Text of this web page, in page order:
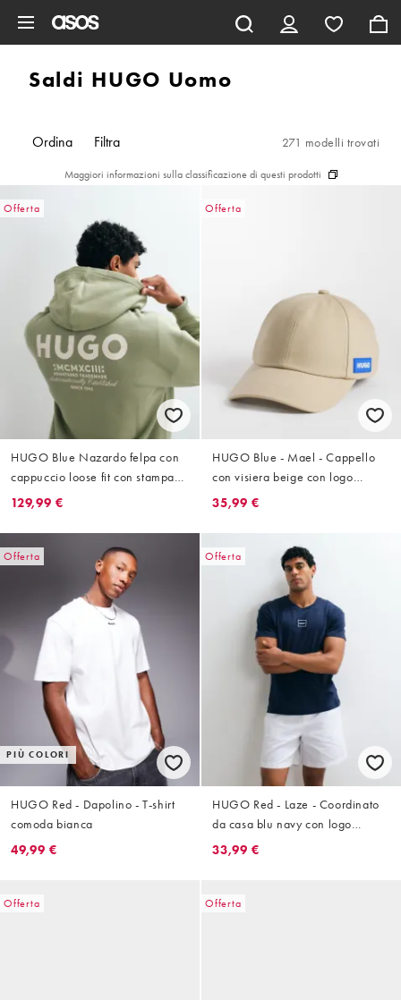
Saldi HUGO Uomo
Ordina Filtra 271 modelli trovati
Maggiori informazioni sulla classificazione di questi prodotti
Offerta
HUGO Blue Nazardo felpa con
cappuccio loose fit con stampa
sul retro in verde chiaro
129,99 €
Offerta
HUGO Blue - Mael - Cappello
con visiera beige con logo
laterale
35,99 €
Offerta
PIÙ COLORI
HUGO Red - Dapolino - T-shirt
comoda bianca
49,99 €
Offerta
HUGO Red - Laze - Coordinato
da casa blu navy con logo
centrale - T-shirt comoda
33,99 €
Offerta Offerta